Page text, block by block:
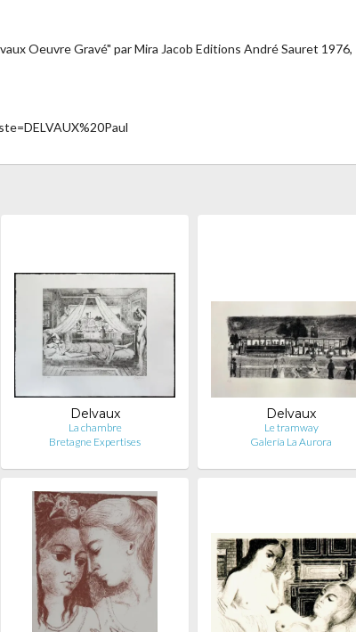
Oeuvre Gravé" par Mira Jacob Editions André Sauret 1976,
Delvaux
La chambre
Bretagne Expertises
Delvaux
Le tramway
Galería La Aurora